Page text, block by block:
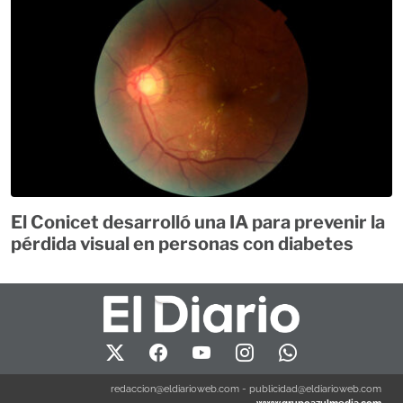
El Conicet desarrolló una IA para prevenir la
pérdida visual en personas con diabetes
redaccion@eldiarioweb.com - publicidad@eldiarioweb.com